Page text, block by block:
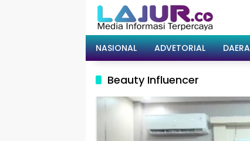
NASIONAL ADVETORIAL
Beauty Influencer